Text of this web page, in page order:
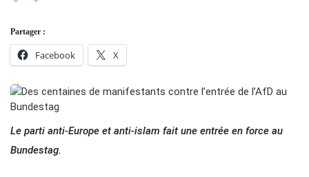
Partager :
Facebook X
Le parti anti-Europe et anti-islam fait une entrée en force au
Bundestag.